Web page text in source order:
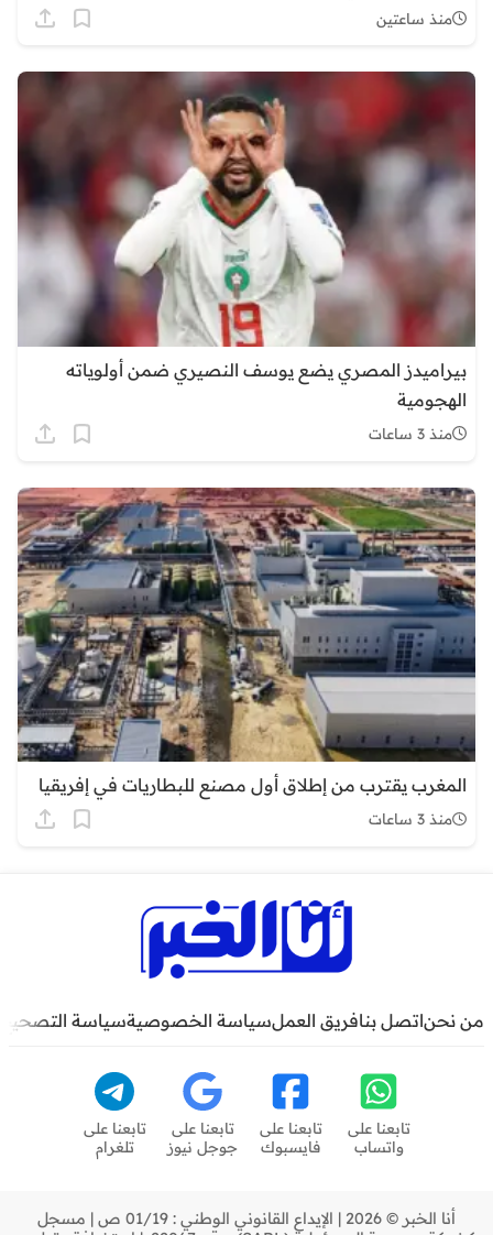
منذ ساعتين
بيراميدز المصري يضع يوسف النصيري ضمن أولوياته
الهجومية
منذ 3 ساعات
المغرب يقترب من إطلاق أول مصنع للبطاريات في إفريقيا
منذ 3 ساعات
من نحناتصل بنافريق العملسياسة الخصوصيةسياسة التصحيح
تابعنا على
واتساب
تابعنا على
فايسبوك
تابعنا على
جوجل نيوز
تابعنا على
تلغرام
أنا الخبر © 2026 | الإيداع القانوني الوطني : 01/19 ص | مسجل